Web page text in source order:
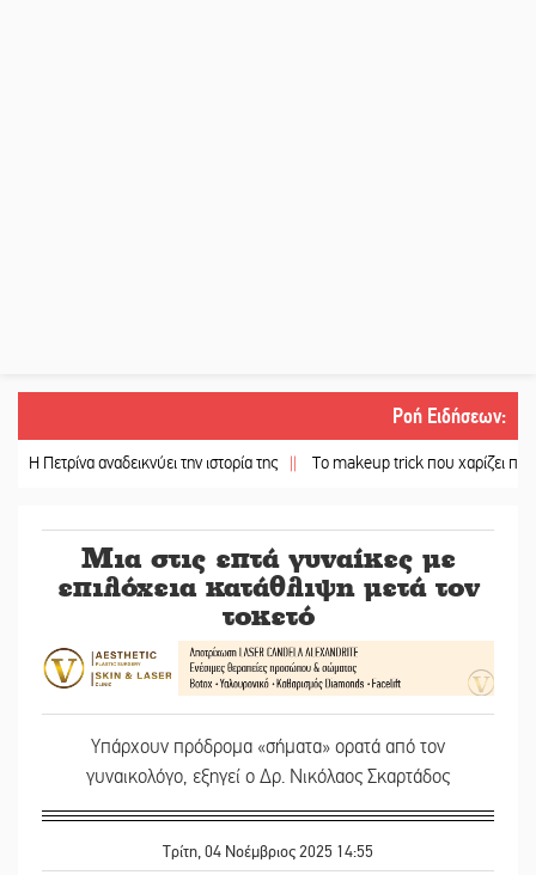
Ροή Ειδήσεων:
αναδεικνύει την ιστορία της || Το makeup trick που χαρίζει πιο γεμάτα
Μια στις επτά γυναίκες με
επιλόχεια κατάθλιψη μετά τον
τοκετό
Υπάρχουν πρόδρομα «σήματα» ορατά από τον
γυναικολόγο, εξηγεί ο Δρ. Νικόλαος Σκαρτάδος
Τρίτη, 04 Νοέμβριος 2025 14:55